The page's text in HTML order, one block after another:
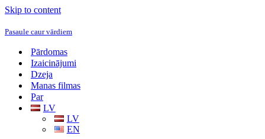
Skip to content
Pasaule caur vārdiem
Pārdomas
Izaicinājumi
Dzeja
Manas filmas
Par
LV
LV
EN